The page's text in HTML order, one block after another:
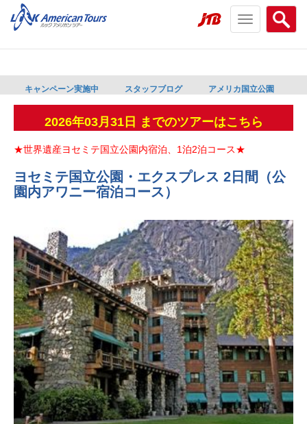
Search
menu
Toggle
navigation
キャンペーン実施中 スタッフブログ アメリカ国立公園
2026年03月31日 までのツアーはこちら
★世界遺産ヨセミテ国立公園内宿泊、1泊2泊コース★
ヨセミテ国立公園・エクスプレス 2日間（公
園内アワニー宿泊コース）